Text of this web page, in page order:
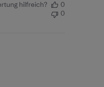
hilfreich?
0
0